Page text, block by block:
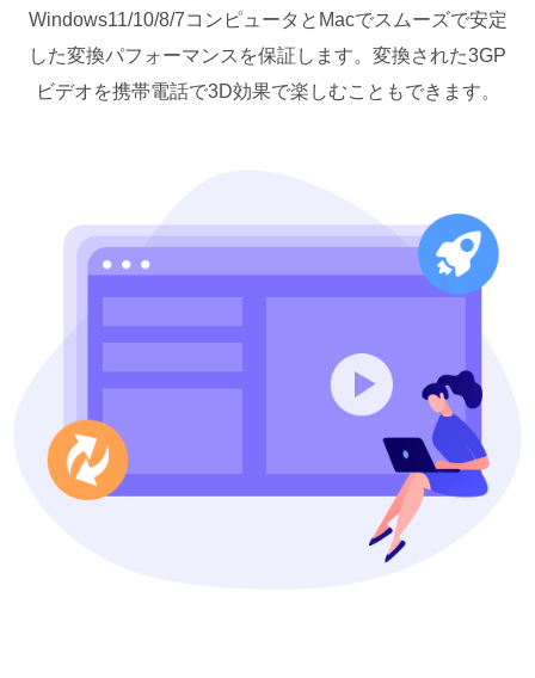
Windows11/10/8/7コンピュータとMacでスムーズで安定
した変換パフォーマンスを保証します。変換された3GP
ビデオを携帯電話で3D効果で楽しむこともできます。